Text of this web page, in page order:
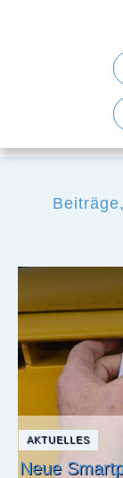
AKTUELLES
Neue